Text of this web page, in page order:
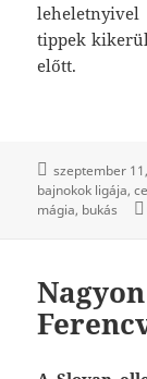
tippek
előtt.
szeptember
bajnokok ligája
mágia bukás